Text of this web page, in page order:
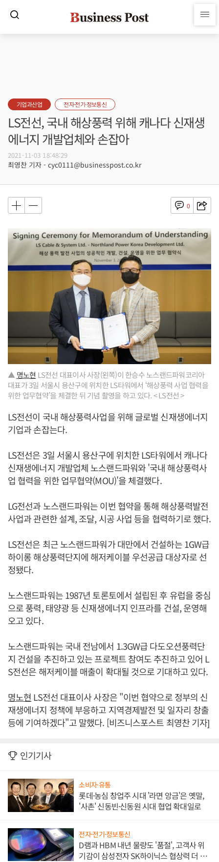
기업과산업 전자·전기·정보통신
LS전선, 국내 해상풍력 위해 캐나다 신재생
에너지 개발업체와 손잡아
2021-11-03 18:48:29
최영찬 기자 - cyc0111@businesspost.co.kr
0
▲ 명노현 LS전선 대표이사 사장(왼쪽)이 한승수 노스랜드파워코리아
대표가 3일 서울시 용산구에 위치한 LS타워에서 ‘해상풍력 사업 협력을
위한 업무협약’을 체결한 뒤 기념 촬영을 하고 있다. < LS전선 >
LS전선이 국내 해상풍력사업을 위해 글로벌 신재생에너지
기업과 손잡는다.
LS전선은 3일 서울시 용산구에 위치한 LS타워에서 캐나다
신재생에너지 개발업체 노스랜드파워와 '국내 해상풍력사
업 협력을 위한 업무협약(MOU)'을 체결했다.
LG전선과 노스랜드파워는 이번 협약을 통해 해상풍력발전
사업과 관련한 설계, 조달, 시공 사업 등을 협력하기로 했다.
LS전선은 최근 노스랜드파워가 대만에서 건설하는 1GW급
하이롱 해상풍력단지에 해저케이블 우선공급 대상자로 선
정됐다.
노스랜드파워는 1987년 토론토에서 설립된 후 유럽을 중심
으로 풍력, 태양광 등 신재생에너지 인프라를 건설, 운영해
오고 있다.
노스랜드파워는 국내 전남에서 1.3GW급 다도오션풍력단
지 건설을 추진하고 있는 프로젝트 참여도 추진하고 있어 L
S전선은 해저케이블 매출이 확대될 것으로 기대하고 있다.
명노현 LS전선 대표이사 사장은 "이번 협약으로 정부의 신
재생에너지 정책에 부응하고 지역경제발전 및 일자리 창출
등에 기여하겠다"고 말했다. [비즈니스포스트 최영찬 기자]
인기기사
소비자·유통
롯데·농심 창업주 시대 '라면 앙금'은 옛말,
'사촌' 신동빈·신동원 시대 협업 확대일로
전자·전기·정보통신
D램과 HBM 내년 물량도 '품절', 고객사 위
기감이 삼성전자 SK하이닉스 협상력 더 키